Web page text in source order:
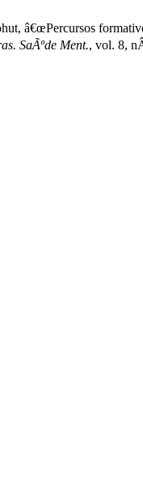
â€œPercursos
SaÃºde Ment., vol. 8,